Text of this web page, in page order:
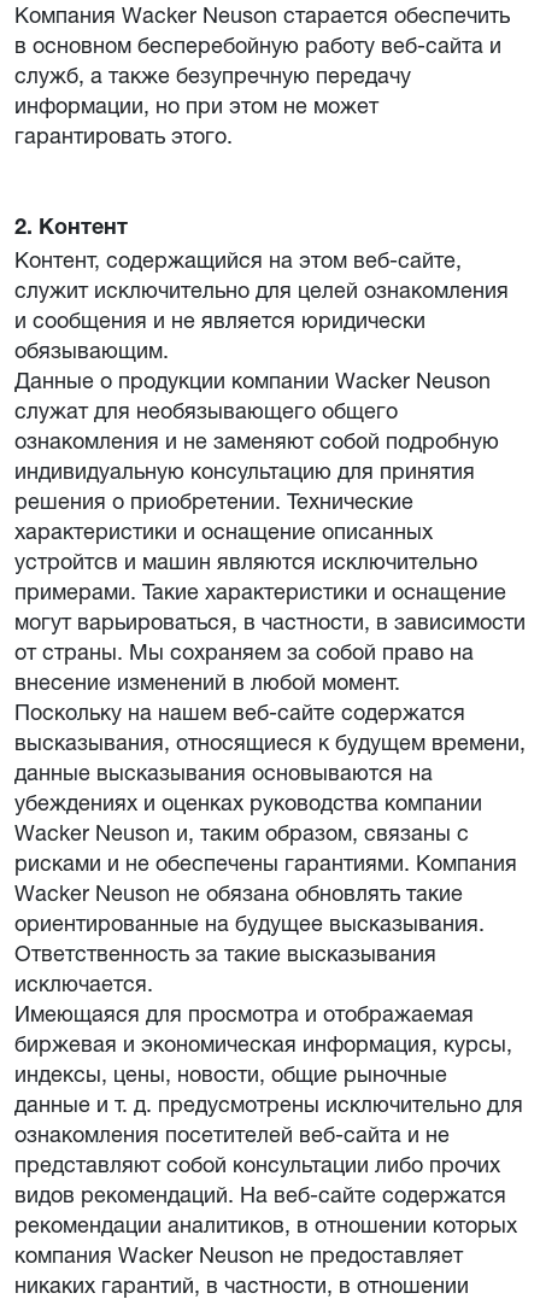
Компания Wacker Neuson старается обеспечить
в основном бесперебойную работу веб-сайта и
служб, а также безупречную передачу
информации, но при этом не может
гарантировать этого.
2. Контент
Контент, содержащийся на этом веб-сайте,
служит исключительно для целей ознакомления
и сообщения и не является юридически
обязывающим.
Данные о продукции компании Wacker Neuson
служат для необязывающего общего
ознакомления и не заменяют собой подробную
индивидуальную консультацию для принятия
решения о приобретении. Технические
характеристики и оснащение описанных
устройтсв и машин являются исключительно
примерами. Такие характеристики и оснащение
могут варьироваться, в частности, в зависимости
от страны. Мы сохраняем за собой право на
внесение изменений в любой момент.
Поскольку на нашем веб-сайте содержатся
высказывания, относящиеся к будущем времени,
данные высказывания основываются на
убеждениях и оценках руководства компании
Wacker Neuson и, таким образом, связаны с
рисками и не обеспечены гарантиями. Компания
Wacker Neuson не обязана обновлять такие
ориентированные на будущее высказывания.
Ответственность за такие высказывания
исключается.
Имеющаяся для просмотра и отображаемая
биржевая и экономическая информация, курсы,
индексы, цены, новости, общие рыночные
данные и т. д. предусмотрены исключительно для
ознакомления посетителей веб-сайта и не
представляют собой консультации либо прочих
видов рекомендаций. На веб-сайте содержатся
рекомендации аналитиков, в отношении которых
компания Wacker Neuson не предоставляет
никаких гарантий, в частности, в отношении